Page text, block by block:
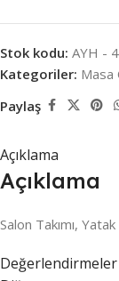
Stok kodu: AYH -
Kategoriler: Masa
Paylaş
Açıklama
Açıklama
Salon Takımı,
Değerlendirmeler